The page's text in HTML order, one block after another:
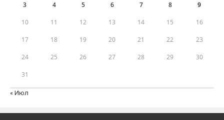
3 4 5 6 7 8 9
10 11 12 13 14 15 16
17 18 19 20 21 22 23
24 25 26 27 28 29 30
31
« Июл